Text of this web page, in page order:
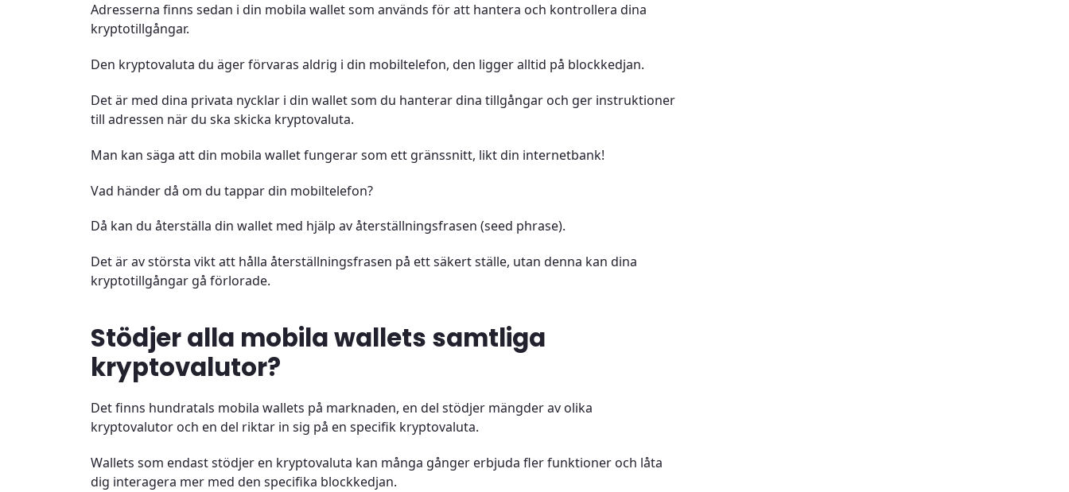
Adresserna finns sedan i din mobila wallet som används för att hantera och kontrollera dina
kryptotillgångar.
Den kryptovaluta du äger förvaras aldrig i din mobiltelefon, den ligger alltid på blockkedjan.
Det är med dina privata nycklar i din wallet som du hanterar dina tillgångar och ger instruktioner
till adressen när du ska skicka kryptovaluta.
Man kan säga att din mobila wallet fungerar som ett gränssnitt, likt din internetbank!
Vad händer då om du tappar din mobiltelefon?
Då kan du återställa din wallet med hjälp av återställningsfrasen (seed phrase).
Det är av största vikt att hålla återställningsfrasen på ett säkert ställe, utan denna kan dina
kryptotillgångar gå förlorade.
Stödjer alla mobila wallets samtliga
kryptovalutor?
Det finns hundratals mobila wallets på marknaden, en del stödjer mängder av olika
kryptovalutor och en del riktar in sig på en specifik kryptovaluta.
Wallets som endast stödjer en kryptovaluta kan många gånger erbjuda fler funktioner och låta
dig interagera mer med den specifika blockkedjan.